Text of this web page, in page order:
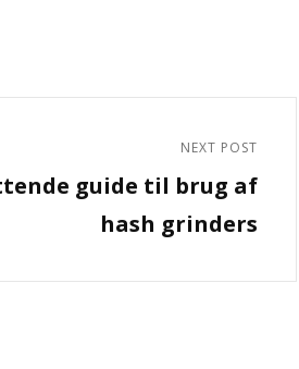
NEXT POST
guide til brug af
hash grinders